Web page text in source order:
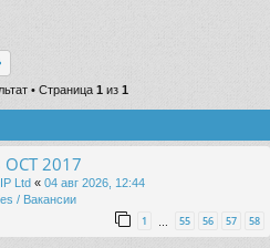
• Страница 1 из 1
OCT 2017
Ltd « 04 авг 2026, 12:44
/ Вакансии
1 … 55 56 57 58